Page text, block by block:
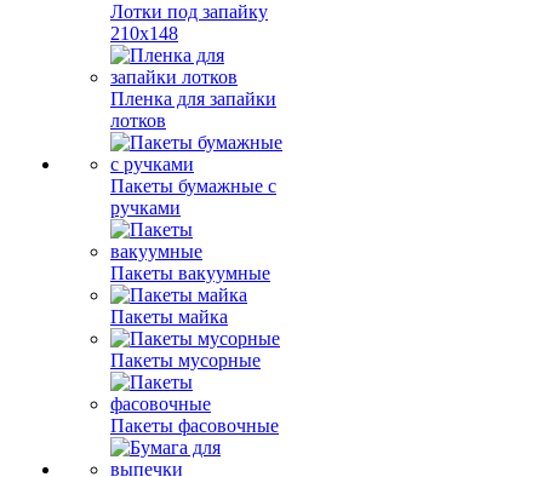
Лотки под запайку
210х148
Пленка для запайки
лотков
Пакеты бумажные с
ручками
Пакеты вакуумные
Пакеты майка
Пакеты мусорные
Пакеты фасовочные